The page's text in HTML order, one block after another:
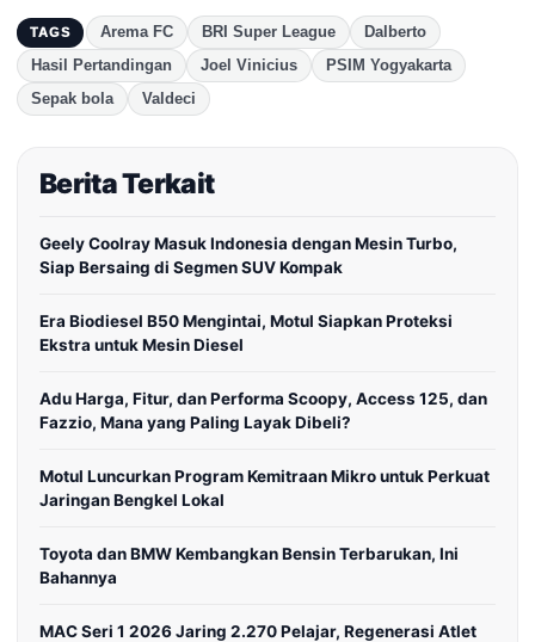
TAGS Arema FC BRI Super League
Dalberto
Hasil Pertandingan
Joel Vinicius
PSIM Yogyakarta
Sepak bola
Valdeci
Berita Terkait
Geely Coolray Masuk Indonesia dengan Mesin Turbo,
Siap Bersaing di Segmen SUV Kompak
Era Biodiesel B50 Mengintai, Motul Siapkan Proteksi
Ekstra untuk Mesin Diesel
Adu Harga, Fitur, dan Performa Scoopy, Access 125, dan
Fazzio, Mana yang Paling Layak Dibeli?
Motul Luncurkan Program Kemitraan Mikro untuk Perkuat
Jaringan Bengkel Lokal
Toyota dan BMW Kembangkan Bensin Terbarukan, Ini
Bahannya
MAC Seri 1 2026 Jaring 2.270 Pelajar, Regenerasi Atlet